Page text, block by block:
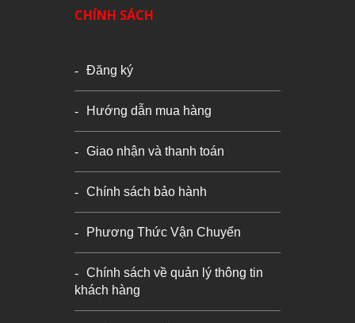
CHÍNH SÁCH
Đăng ký
Hướng dẫn mua hàng
Giao nhận và thanh toán
Chính sách bảo hành
Phương Thức Vận Chuyển
Chính sách về quản lý thông tin
khách hàng